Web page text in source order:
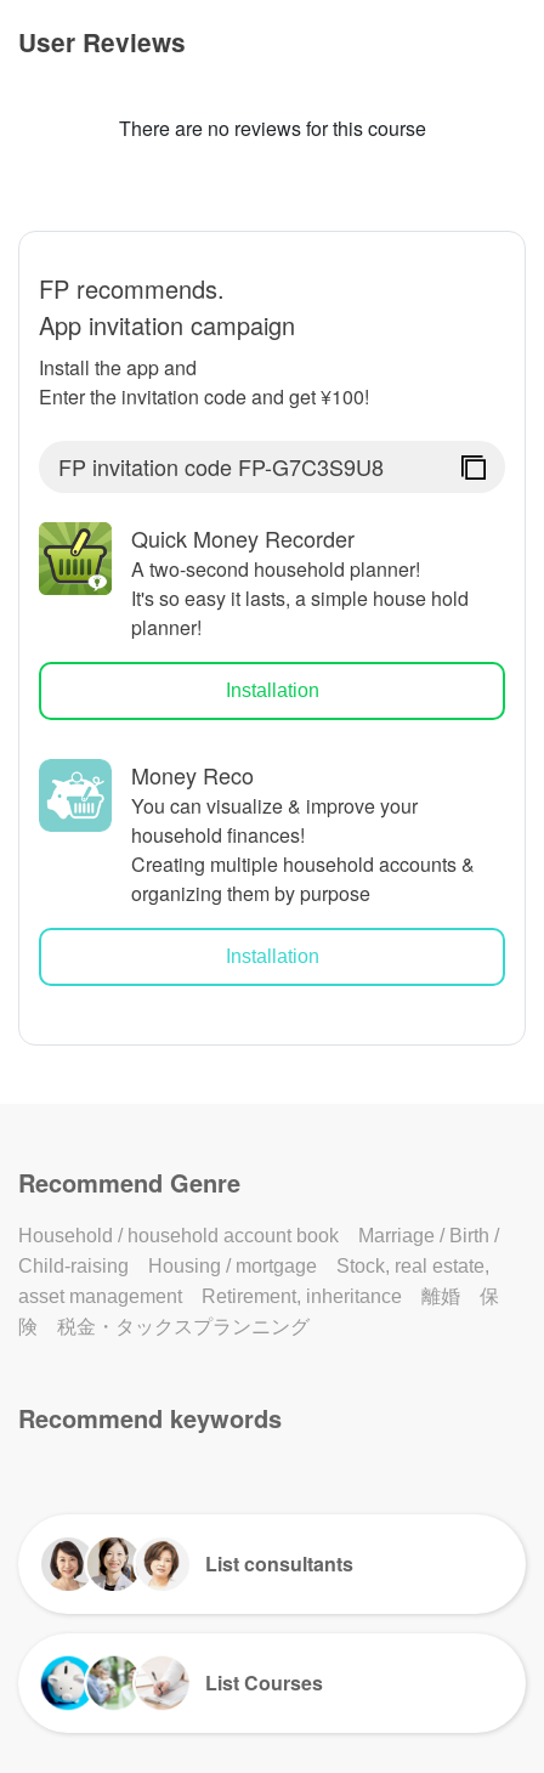
User Reviews
There are no reviews for this course
FP recommends.
App invitation campaign
Install the app and
Enter the invitation code and get ¥100!
FP invitation code FP-G7C3S9U8
Quick Money Recorder
A two-second household planner!
It's so easy it lasts, a simple house hold
planner!
Installation
Money Reco
You can visualize & improve your
household finances!
Creating multiple household accounts &
organizing them by purpose
Installation
Recommend Genre
Household / household account book
Marriage / Birth /
Child-raising
Housing / mortgage
Stock, real estate,
asset management
Retirement, inheritance 離婚
保
険
税金・タックスプランニング
Recommend keywords
List consultants
List Courses